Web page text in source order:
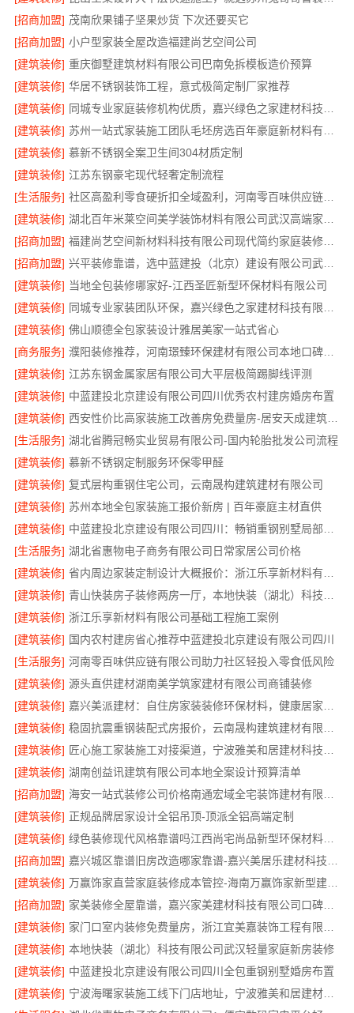
[招商加盟] 茂南欣果铺子坚果炒货 下次还要买它
[招商加盟] 小户型家装全屋改造福建尚艺空间公司
[建筑装修] 重庆御墅建筑材料有限公司巴南免拆模板造价预算
[建筑装修] 华居不锈钢装饰工程，意式极简定制厂家推荐
[建筑装修]
[建筑装修]
[建筑装修] 慕新不锈钢全案卫生间304材质定制
[建筑装修] 江苏东钢豪宅现代轻奢定制流程
[生活服务]
社区高盈利零食硬折扣全域盈利，河南零百味供应链有限公司
[建筑装修]
[招商加盟]
福建尚艺空间新材料科技有限公司现代简约家庭装修免费设计整体落地
[招商加盟]
兴平装修靠谱，选中蓝建投（北京）建设有限公司武功分公司
[建筑装修] 当地全包装修哪家好-江西圣匠新型环保材料有限公司
[建筑装修]
[建筑装修] 佛山顺德全包家装设计雅居美家一站式省心
[商务服务]
濮阳装修推荐，河南璟臻环保建材有限公司本地口碑之选
[建筑装修] 江苏东钢金属家居有限公司大平层极简踢脚线评测
[建筑装修] 中蓝建投北京建设有限公司四川优秀农村建房婚房布置
[建筑装修]
西安性价比高家装施工改善房免费量房-居安天成建筑工程有限责任公司
[生活服务] 湖北省腾冠畅实业贸易有限公司-国内轮胎批发公司流程
[建筑装修] 慕新不锈钢定制服务环保零甲醛
[建筑装修] 复式层构重钢住宅公司，云南晟构建筑建材有限公司
[建筑装修] 苏州本地全包家装施工报价新房 | 百年豪庭主材直供
[建筑装修]
[生活服务] 湖北省惠物电子商务有限公司日常家居公司价格
[建筑装修]
[建筑装修]
[建筑装修] 浙江乐享新材料有限公司基础工程施工案例
[建筑装修] 国内农村建房省心推荐中蓝建投北京建设有限公司四川
[生活服务] 河南零百味供应链有限公司助力社区轻投入零食低风险
[建筑装修] 源头直供建材湖南美学筑家建材有限公司商铺装修
[建筑装修]
[建筑装修]
[建筑装修]
[建筑装修] 湖南创益讯建筑有限公司本地全案设计预算清单
[招商加盟]
[建筑装修] 正规品牌居家设计全铝吊顶-顶派全铝高端定制
[建筑装修]
绿色装修现代风格靠谱吗江西尚宅尚品新型环保材料有限公司
[招商加盟]
[建筑装修]
万赢饰家直营家庭装修成本管控-海南万赢饰家新型建筑材料有限公司
[招商加盟]
家美装修全屋靠谱，嘉兴家美建材科技有限公司口碑之选
[建筑装修]
[建筑装修] 本地快装（湖北）科技有限公司武汉轻量家庭新房装修
[建筑装修] 中蓝建投北京建设有限公司四川全包重钢别墅婚房布置
[建筑装修]
宁波海曙家装施工线下门店地址，宁波雅美和居建材科技有限公司